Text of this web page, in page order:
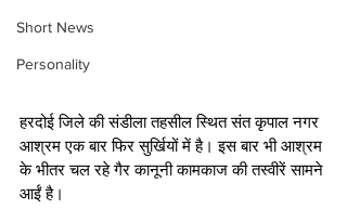
Short News
Personality
हरदोई जिले की संडीला तहसील स्थित संत कृपाल नगर
आश्रम एक बार फिर सुर्खियों में है। इस बार भी आश्रम
के भीतर चल रहे गैर कानूनी कामकाज की तस्वीरें सामने
आईं है।